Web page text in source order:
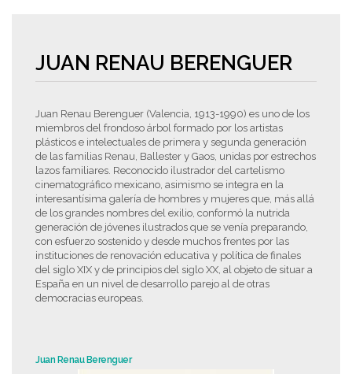
JUAN RENAU BERENGUER
Juan Renau Berenguer (Valencia, 1913-1990) es uno de los
miembros del frondoso árbol formado por los artistas
plásticos e intelectuales de primera y segunda generación
de las familias Renau, Ballester y Gaos, unidas por estrechos
lazos familiares. Reconocido ilustrador del cartelismo
cinematográfico mexicano, asimismo se integra en la
interesantísima galería de hombres y mujeres que, más allá
de los grandes nombres del exilio, conformó la nutrida
generación de jóvenes ilustrados que se venía preparando,
con esfuerzo sostenido y desde muchos frentes por las
instituciones de renovación educativa y política de finales
del siglo XIX y de principios del siglo XX, al objeto de situar a
España en un nivel de desarrollo parejo al de otras
democracias europeas.
Juan Renau Berenguer